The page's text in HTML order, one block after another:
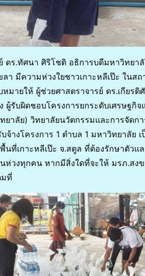
ดร.ทัศนา ศิริโชติ อธิการบดีมหาวิทย
า มีความห่วงใยชาวเกาะหลีเป๊ะ ในส
หมายให้ ผู้ช่วยศาสตราจารย์ ดร.เกีย
ผู้รับผิดชอบโครงการยกระดับเศรษฐกิ
ยาลัย) วิทยาลัยนวัตกรรมและการจัด
จ้างโครงการ 1 ตำบล 1 มหาวิทยาลัย
นที่เกาะหลีเป๊ะ จ.สตูล ที่ต้องรักษาตัว
นห่วงทุกคน หากมีสิ่งใดที่จะให้ มรภ.ส
มที่